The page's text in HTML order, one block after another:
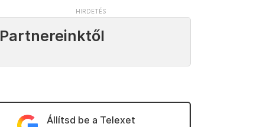
Partnereinktől
Állítsd be a Telexet